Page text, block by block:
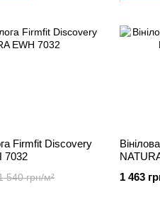
Firmfit Discovery
7032
540 грн/м² 1 463